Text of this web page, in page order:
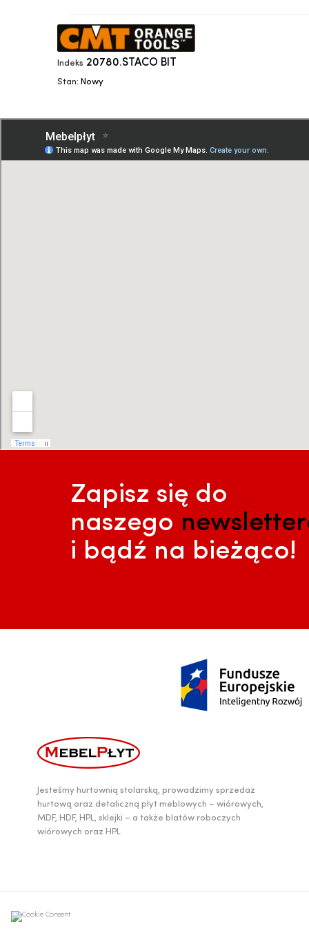
Indeks 20780.STACO BIT
Stan: Nowy
Zapisz się do
naszego
i bądź na bieżąco!
Jesteśmy hurtownią stolarską, prowadzimy sprzedaż
hurtową oraz detaliczną płyt meblowych – wiórowych,
MDF, HDF, HPL, sklejki – a także blatów roboczych
wiórowych oraz HPL